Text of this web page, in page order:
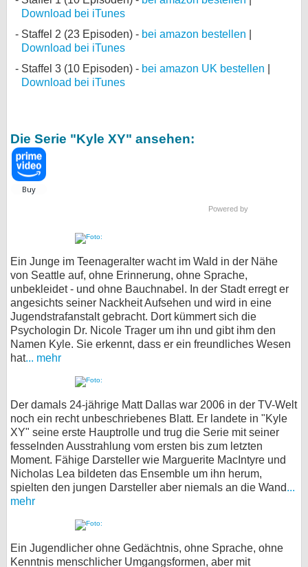
Download bei iTunes
Staffel 2 (23 Episoden) - bei amazon bestellen
Download bei iTunes
Staffel 3 (10 Episoden) - bei amazon UK bestellen
Download bei iTunes
Die Serie "Kyle XY" ansehen:
Powered by
Ein Junge im Teenageralter wacht im Wald in der Nähe
von Seattle auf, ohne Erinnerung, ohne Sprache,
unbekleidet - und ohne Bauchnabel. In der Stadt erregt er
angesichts seiner Nackheit Aufsehen und wird in eine
Jugendstrafanstalt gebracht. Dort kümmert sich die
Psychologin Dr. Nicole Trager um ihn und gibt ihm den
Namen Kyle. Sie erkennt, dass er ein freundliches Wesen
hat... mehr
Der damals 24-jährige Matt Dallas war 2006 in der TV-Welt
noch ein recht unbeschriebenes Blatt. Er landete in "Kyle
XY" seine erste Hauptrolle und trug die Serie mit seiner
fesselnden Ausstrahlung vom ersten bis zum letzten
Moment. Fähige Darsteller wie Marguerite MacIntyre und
Nicholas Lea bildeten das Ensemble um ihn herum,
spielten den jungen Darsteller aber niemals an die Wand...
mehr
Ein Jugendlicher ohne Gedächtnis, ohne Sprache, ohne
Kenntnis menschlicher Umgangsformen, aber mit